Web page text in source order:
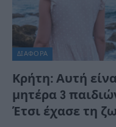
ΔΙΆΦΟΡΑ
Κρήτη: Αυτή
μητέρα 3
Έτσι έχασε τη